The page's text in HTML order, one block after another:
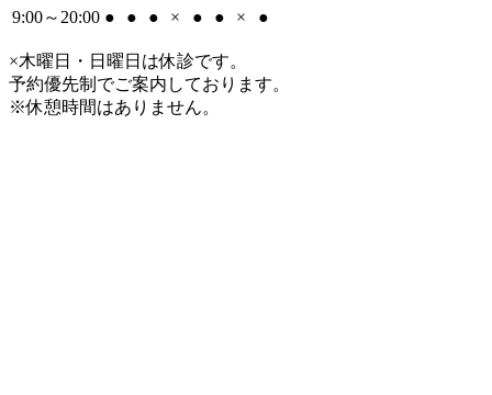
9:00～20:00 ● ● ● × ● ● × ●
×木曜日・日曜日は休診です。
予約優先制でご案内しております。
※休憩時間はありません。